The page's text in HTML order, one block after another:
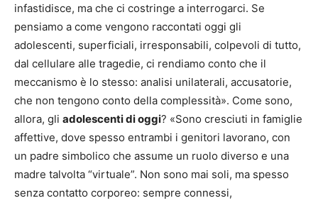
infastidisce, ma che ci costringe a interrogarci. Se
pensiamo a come vengono raccontati oggi gli
adolescenti, superficiali, irresponsabili, colpevoli di tutto,
dal cellulare alle tragedie, ci rendiamo conto che il
meccanismo è lo stesso: analisi unilaterali, accusatorie,
che non tengono conto della complessità». Come sono,
allora, gli adolescenti di oggi? «Sono cresciuti in famiglie
affettive, dove spesso entrambi i genitori lavorano, con
un padre simbolico che assume un ruolo diverso e una
madre talvolta “virtuale”. Non sono mai soli, ma spesso
senza contatto corporeo: sempre connessi,